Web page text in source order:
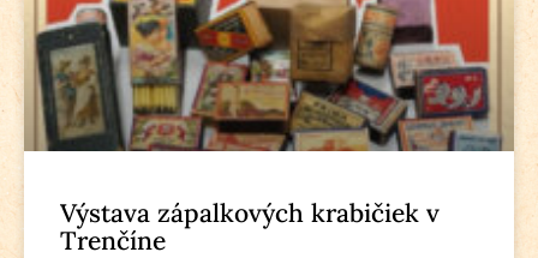
Výstava zápalkových krabičiek v
Trenčíne